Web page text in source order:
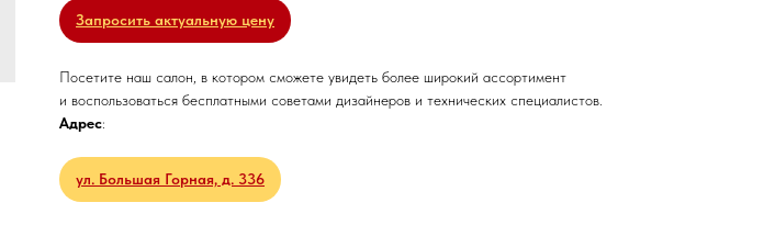
Запросить актуальную цену
Посетите наш салон, в котором сможете увидеть более широкий ассортимент
и воспользоваться бесплатными советами дизайнеров и технических специалистов.
Адрес:
ул. Большая Горная, д. 336